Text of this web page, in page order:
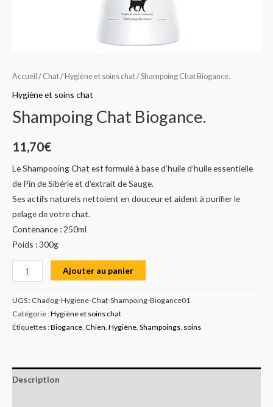
Accueil / Chat/ Hygiène et soins chat/ Shampoing Chat Biogance.
Hygiène et soins chat
Shampoing Chat Biogance.
11,70€
Le Shampooing Chat est formulé à base d’huile d’huile essentielle
de Pin de Sibérie et d’extrait de Sauge.
Ses actifs naturels nettoient en douceur et aident à purifier le
pelage de votre chat.
Contenance : 250ml
Poids : 300g
Ajouter au panier
UGS : Chadog-Hygiene-Chat-Shampoing-Biogance01
Catégorie :Hygiène et soins chat
Étiquettes :Biogance, Chien, Hygiène, Shampoings, soins
Description